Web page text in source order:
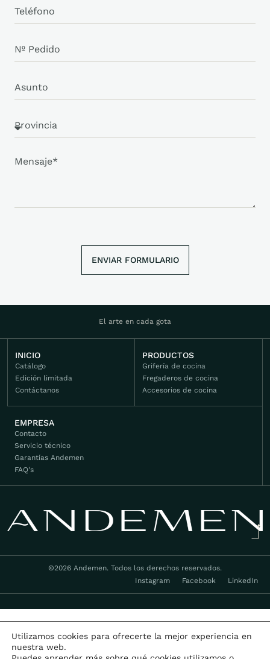
ENVIAR FORMULARIO
El arte en cada gota
INICIO
Catálogo
Edición limitada
Contáctanos
PRODUCTOS
Grifería de cocina
Fregaderos de cocina
Accesorios de cocina
EMPRESA
Contacto
Servicio técnico
Garantías Andemen
FAQ's
©2026 Andemen. Todos los derechos reservados.
Instagram
Facebook LinkedIn
Utilizamos cookies para ofrecerte la mejor experiencia en
nuestra web.